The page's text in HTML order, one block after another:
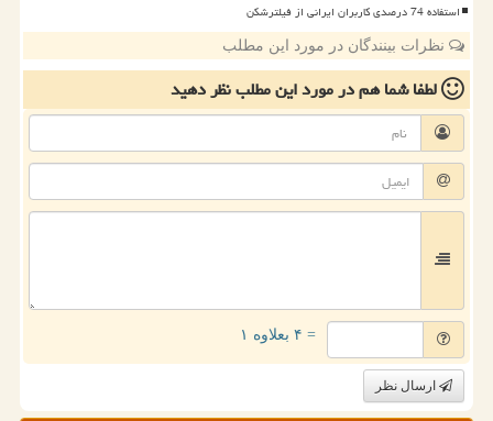
استفاده 74 درصدی کاربران ایرانی از فیلترشکن
نظرات بینندگان در مورد این مطلب
لطفا شما همدر مورد این مطلبنظر دهید
= ۴ بعلاوه ۱
ارسال نظر